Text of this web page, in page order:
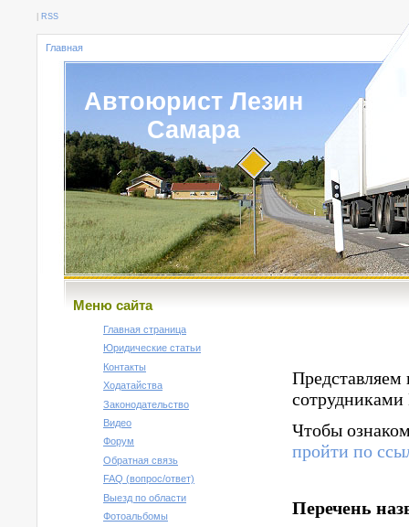
RSS
Главная
Автоюрист Лезин
Самара
Меню сайта
Главная страница
Юридические статьи
Контакты
Ходатайства
Законодательство
Видео
Форум
Обратная связь
FAQ (вопрос/ответ)
Выезд по области
Фотоальбомы
Чтобы
пройти по
Перечень